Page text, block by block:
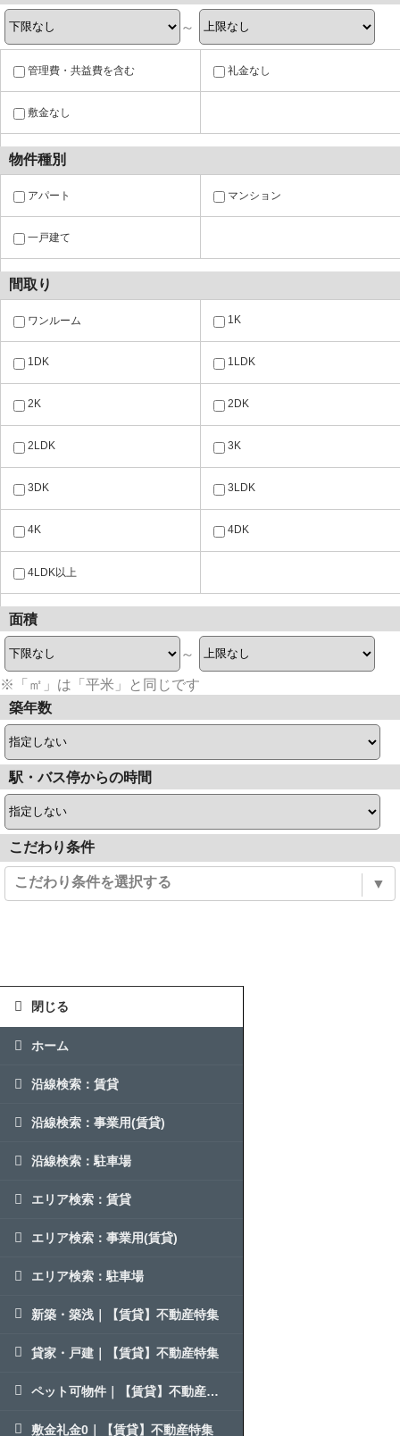
～
管理費・共益費を含む 礼金なし
敷金なし
物件種別
アパート マンション
一戸建て
間取り
ワンルーム 1K
1DK 1LDK
2K 2DK
2LDK 3K
3DK 3LDK
4K 4DK
4LDK以上
面積
～
※「㎡」は「平米」と同じです
築年数
駅・バス停からの時間
こだわり条件
こだわり条件を選択する ▼
閉じる
ホーム
沿線検索：賃貸
沿線検索：事業用(賃貸)
沿線検索：駐車場
エリア検索：賃貸
エリア検索：事業用(賃貸)
エリア検索：駐車場
新築・築浅｜【賃貸】不動産特集
貸家・戸建｜【賃貸】不動産特集
ペット可物件｜【賃貸】不動産特集
敷金礼金0｜【賃貸】不動産特集